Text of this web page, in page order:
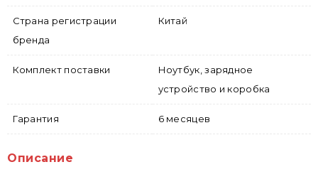
Страна регистрации
бренда
Китай
Комплект поставки
Ноутбук, зарядное
устройство и коробка
Гарантия 6 месяцев
Описание